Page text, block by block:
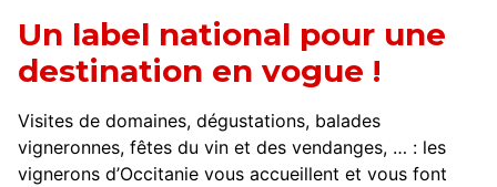
Un label national pour une
destination en vogue !
Visites de domaines, dégustations, balades
vigneronnes, fêtes du vin et des vendanges, … : les
vignerons d’Occitanie vous accueillent et vous font